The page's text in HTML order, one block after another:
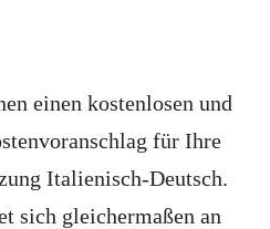
einen kostenlosen und
für Ihre
Italienisch-Deutsch.
sich gleichermaßen an